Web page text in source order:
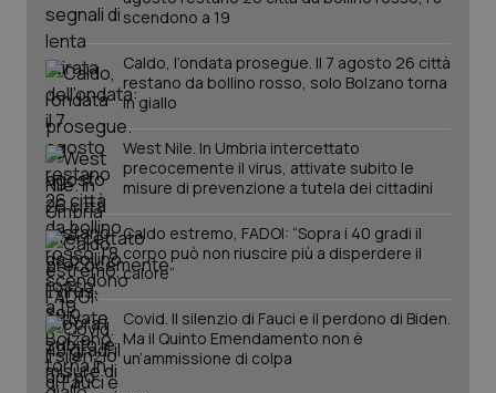
scendono a 19
Caldo, l’ondata prosegue. Il 7 agosto 26 città
restano da bollino rosso, solo Bolzano torna
in giallo
West Nile. In Umbria intercettato
precocemente il virus, attivate subito le
misure di prevenzione a tutela dei cittadini
Caldo estremo, FADOI: “Sopra i 40 gradi il
corpo può non riuscire più a disperdere il
calore”
Covid. Il silenzio di Fauci e il perdono di Biden.
Ma il Quinto Emendamento non è
un’ammissione di colpa
tracking-sites-ironfish-
tracking-enable
www.quotidianosanita.it
tracking-sites-ironfish-
session-id
www.quotidianosanita.it